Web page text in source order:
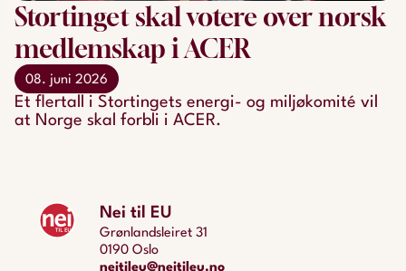
Stortinget skal votere over norsk
medlemskap i ACER
08. juni 2026
Et flertall i Stortingets energi- og miljøkomité vil
at Norge skal forbli i ACER.
Nei til EU
Grønlandsleiret 31
0190 Oslo
neitileu@neitileu.no